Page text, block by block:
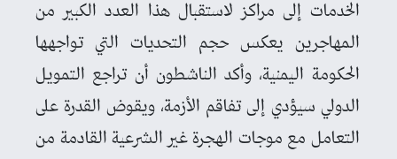
الخدمات إلى مراكز لاستقبال هذا العدد الكبير من
المهاجرين يعكس حجم التحديات التي تواجهها
الحكومة اليمنية، وأكد الناشطون أن تراجع التمويل
الدولي سيؤدي إلى تفاقم الأزمة، ويقوض القدرة على
التعامل مع موجات الهجرة غير الشرعية القادمة من